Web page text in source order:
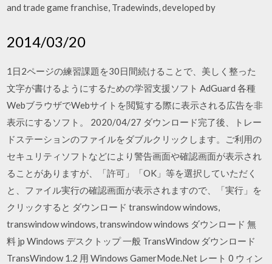
and trade game franchise, Tradewinds, developed by
2014/03/20
1日2ページの練習課題を30日間続けることで、美しく整った
文字が書けるようにするための学習支援ソフト AdGuard 各種
WebブラウザでWebサイトを閲覧する際に表示される広告を非
表示にするソフト。 2020/04/27 ダウンロード完了後、トレー
ドステーションのファイルをダブルクリックします。ご利用の
セキュリティソフトなどにより警告画面や確認画面が表示され
ることがありますが、「許可」「OK」等を選択していただく
と、ファイル実行の確認画面が表示されますので、「実行」を
クリックすると ダウンロード transwindow windows,
transwindow windows, transwindow windows ダウンロード 無
料 jp Windows デスクトップ 一般 TransWindow ダウンロード
TransWindow 1.2 用 Windows GamerMode.Net レート 0 ウィン